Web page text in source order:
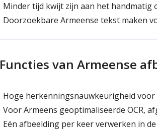
Minder tijd kwijt zijn aan het handmatig
Doorzoekbare Armeense tekst maken
Functies van Armeense
Hoge herkenningsnauwkeurigheid
Voor Armeens geoptimaliseerde OCR,
Eén afbeelding per keer verwerken in